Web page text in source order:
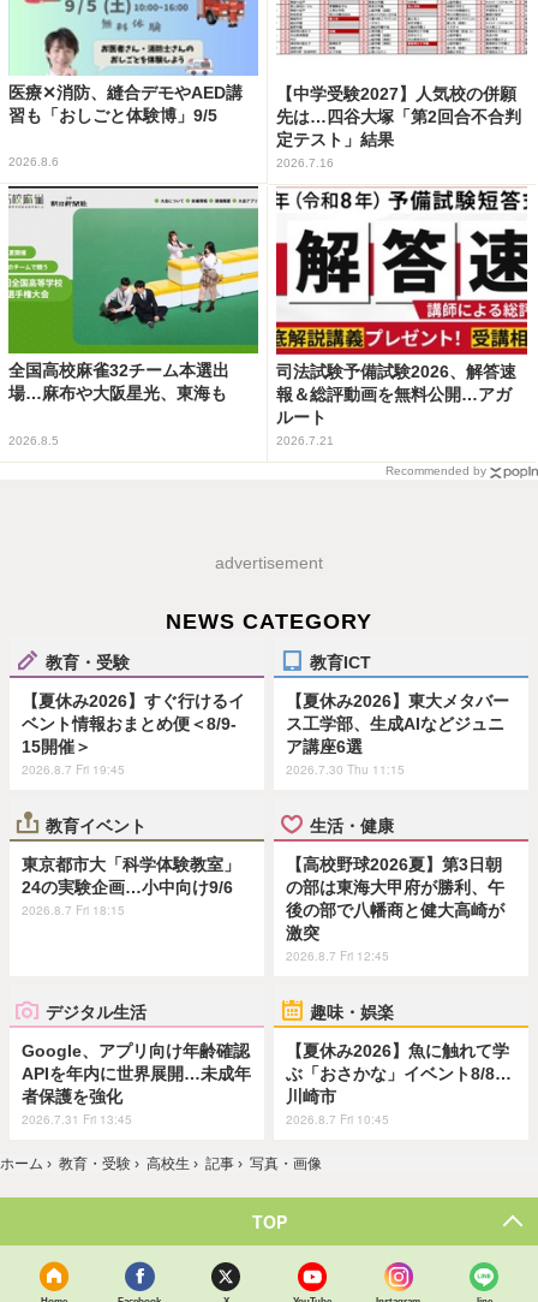
医療✕消防、縫合デモやAED講
習も「おしごと体験博」9/5
2026.8.6
【中学受験2027】人気校の併願
先は…四谷大塚「第2回合不合判
定テスト」結果
2026.7.16
全国高校麻雀32チーム本選出
場…麻布や大阪星光、東海も
2026.8.5
司法試験予備試験2026、解答速
報＆総評動画を無料公開…アガ
ルート
2026.7.21
Recommended by
advertisement
NEWS CATEGORY
教育・受験
【夏休み2026】すぐ行けるイ
ベント情報おまとめ便＜8/9-
15開催＞
2026.8.7 Fri 19:45
教育ICT
【夏休み2026】東大メタバー
ス工学部、生成AIなどジュニ
ア講座6選
2026.7.30 Thu 11:15
教育イベント
東京都市大「科学体験教室」
24の実験企画…小中向け9/6
2026.8.7 Fri 18:15
生活・健康
【高校野球2026夏】第3日朝
の部は東海大甲府が勝利、午
後の部で八幡商と健大高崎が
激突
2026.8.7 Fri 12:45
デジタル生活
Google、アプリ向け年齢確認
APIを年内に世界展開…未成年
者保護を強化
2026.7.31 Fri 13:45
趣味・娯楽
【夏休み2026】魚に触れて学
ぶ「おさかな」イベント8/8…
川崎市
2026.8.7 Fri 10:45
ホーム › 教育・受験 › 高校生 › 記事 › 写真・画像
TOP